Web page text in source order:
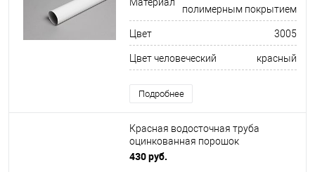
полимерным покрытием
Цвет 3005
Цвет человеческий красный
Подробнее
Красная водосточная труба
оцинкованная порошок
ф90х1250мм RAL 3028
430 руб.